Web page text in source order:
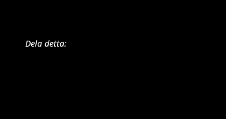
Dela detta: